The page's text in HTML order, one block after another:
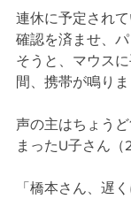
連休に予定され
確認を済ませ、
そうと、マウス
間、携帯が鳴りま
声の主はちょう
まったU子さん（
「橋本さん、遅